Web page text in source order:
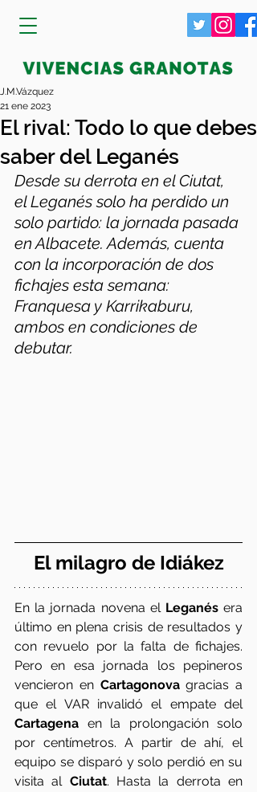
El rival: Todo lo que debes
saber del Leganés
J.M.Vázquez
21 ene 2023
Desde su derrota en el Ciutat,
el Leganés solo ha perdido un
solo partido: la jornada pasada
en Albacete. Además, cuenta
con la incorporación de dos
fichajes esta semana:
Franquesa y Karrikaburu,
ambos en condiciones de
debutar.
El milagro de Idiákez
En la jornada novena el Leganés era
último en plena crisis de resultados y
con revuelo por la falta de fichajes.
Pero en esa jornada los pepineros
vencieron en Cartagonova gracias a
que el VAR invalidó el empate del
Cartagena en la prolongación solo
por centímetros. A partir de ahí, el
equipo se disparó y solo perdió en su
visita al Ciutat